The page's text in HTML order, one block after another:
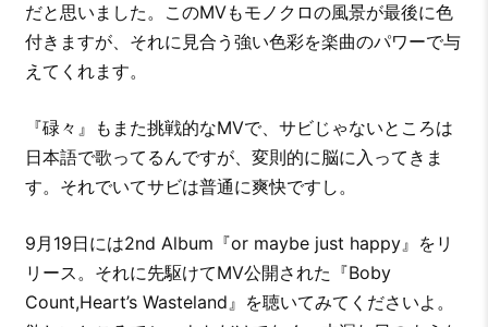
だと思いました。このMVもモノクロの風景が最後に色
付きますが、それに見合う強い色彩を楽曲のパワーで与
えてくれます。
『碌々』もまた挑戦的なMVで、サビじゃないところは
日本語で歌ってるんですが、変則的に脳に入ってきま
す。それでいてサビは普通に爽快ですし。
9月19日には2nd Album『or maybe just happy』をリ
リース。それに先駆けてMV公開された『Boby
Count,Heart’s Wasteland』を聴いてみてくださいよ。